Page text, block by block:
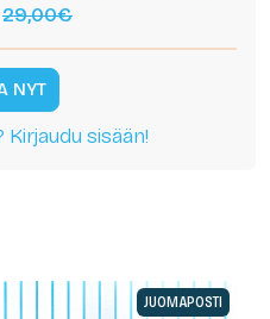
29,00€
NYT
Kirjaudu sisään!
JUOMAPOSTI